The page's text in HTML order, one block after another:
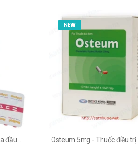
Nudipyl - Thuốc điều trị đau nửa đầu hiệu quả
NEW